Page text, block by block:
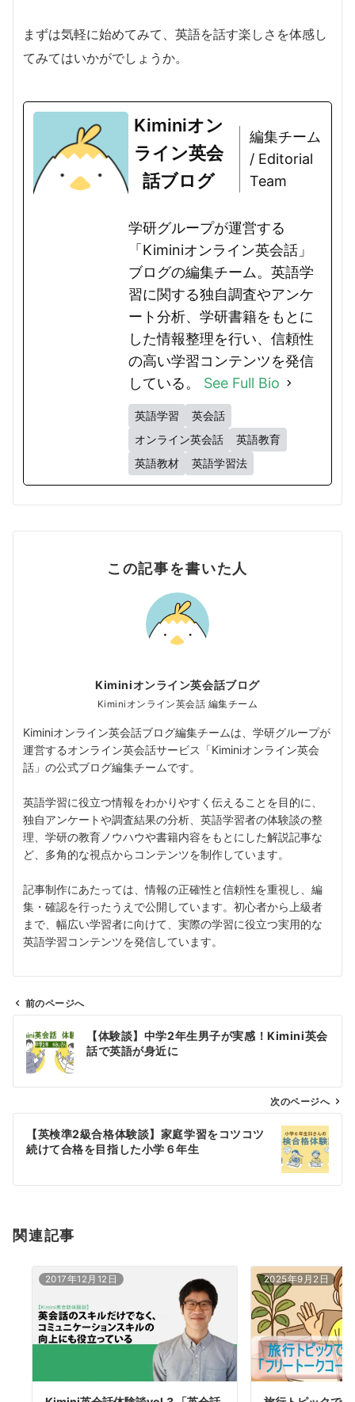
まずは気軽に始めてみて、英語を話す楽しさを体感し
てみてはいかがでしょうか。
Kiminiオン
ライン英会
話ブログ
編集チーム
/ Editorial
Team
学研グループが運営する
「Kiminiオンライン英会話」
ブログの編集チーム。英語学
習に関する独自調査やアンケ
ート分析、学研書籍をもとに
した情報整理を行い、信頼性
の高い学習コンテンツを発信
している。 See Full Bio
英語学習
英会話
オンライン英会話
英語教育
英語教材
英語学習法
この記事を書いた人
Kiminiオンライン英会話ブログ
Kiminiオンライン英会話 編集チーム
Kiminiオンライン英会話ブログ編集チームは、学研グループが
運営するオンライン英会話サービス「Kiminiオンライン英会
話」の公式ブログ編集チームです。
英語学習に役立つ情報をわかりやすく伝えることを目的に、
独自アンケートや調査結果の分析、英語学習者の体験談の整
理、学研の教育ノウハウや書籍内容をもとにした解説記事な
ど、多角的な視点からコンテンツを制作しています。
記事制作にあたっては、情報の正確性と信頼性を重視し、編
集・確認を行ったうえで公開しています。初心者から上級者
まで、幅広い学習者に向けて、実際の学習に役立つ実用的な
英語学習コンテンツを発信しています。
ン
前のページへ
【体験談】中学2年生男子が実感！Kimini英会
話で英語が身近に
次のページへ
【英検準2級合格体験談】家庭学習をコツコツ
続けて合格を目指した小学６年生
関連記事
2017年12月12日 2025年9月2日